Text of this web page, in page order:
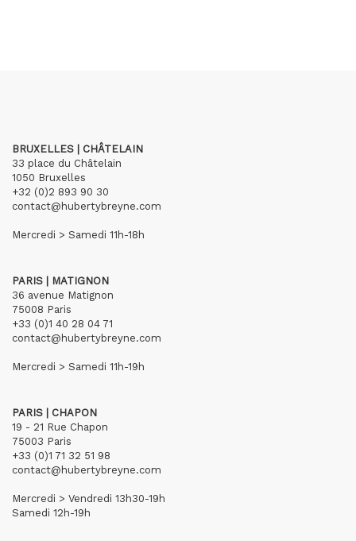
BRUXELLES | CHÂTELAIN
33 place du Châtelain
1050 Bruxelles
+32 (0)2 893 90 30
contact@hubertybreyne.com
Mercredi > Samedi 11h-18h
PARIS | MATIGNON
36 avenue Matignon
75008 Paris
+33 (0)1 40 28 04 71
contact@hubertybreyne.com
Mercredi > Samedi 11h-19h
PARIS | CHAPON
19 - 21 Rue Chapon
75003 Paris
+33 (0)1 71 32 51 98
contact@hubertybreyne.com
Mercredi > Vendredi 13h30-19h
Samedi 12h-19h